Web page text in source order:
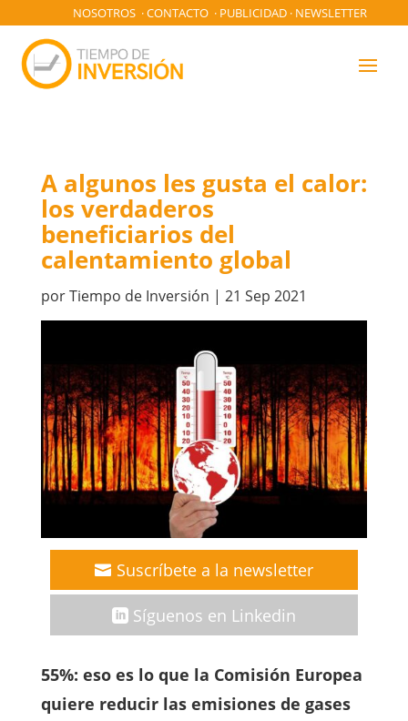
NOSOTROS ·CONTACTO · PUBLICIDAD · NEWSLETTER
A algunos les gusta el calor:
los verdaderos
beneficiarios del
calentamiento global
porTiempo de Inversión | 21 Sep 2021
Suscríbete a la newsletter
Síguenos en Linkedin
55%: eso es lo que la Comisión Europea
quiere reducir las emisiones de gases